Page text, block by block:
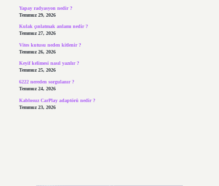
Yapay radyasyon nedir ?
Temmuz 29, 2026
Kulak çınlatmak anlamı nedir ?
Temmuz 27, 2026
Vites kutusu neden kitlenir ?
Temmuz 26, 2026
Keyif kelimesi nasıl yazılır ?
Temmuz 25, 2026
6222 nereden sorgulanır ?
Temmuz 24, 2026
Kablosuz CarPlay adaptörü nedir ?
Temmuz 23, 2026